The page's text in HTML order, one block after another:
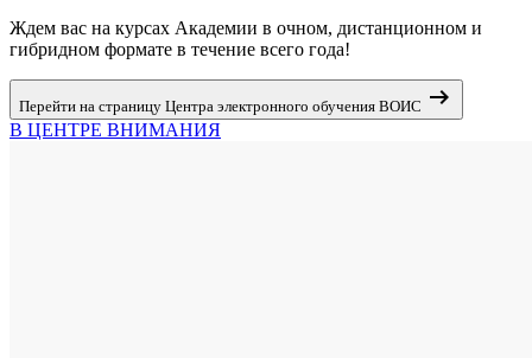
Ждем вас на курсах Академии в очном, дистанционном и
гибридном формате в течение всего года!
Перейти на страницу Центра электронного обучения ВОИС arrow_right_alt
В ЦЕНТРЕ ВНИМАНИЯ